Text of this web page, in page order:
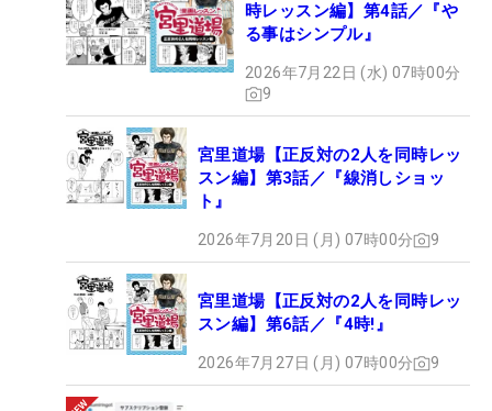
時レッスン編】第4話／『や
る事はシンプル』
2026年7月22日 (水) 07時00分
9
宮里道場【正反対の2人を同時レッ
スン編】第3話／『線消しショッ
ト』
2026年7月20日 (月) 07時00分 9
宮里道場【正反対の2人を同時レッ
スン編】第6話／『4時!』
2026年7月27日 (月) 07時00分 9